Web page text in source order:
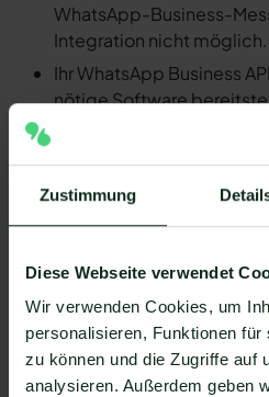
Zustimmung
Diese Webseite verwendet
Wir verwenden Cookies, um
personalisieren, Funktionen
zu können und die Zugriffe auf
analysieren. Außerdem geben
WhatsApp-Business-
Integration nicht möglich.
Ihr WhatsApp Business
nötige Software
zu ermöglichen. Längst
WhatsApp API sind in
Mateo stehen Ihnen
über 6.000 Apps zur
natürlich auch Typebot !
Da der Einrichtungsprozess
dem Anbieter der WhatsApp
differenziert, gibt es keine